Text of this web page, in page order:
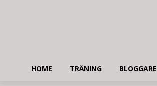
HOME TRÄNING BLOGGARE